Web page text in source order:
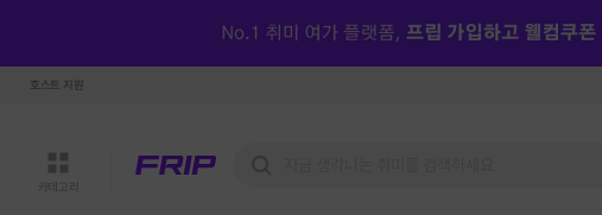
호스트 지원
카테고리